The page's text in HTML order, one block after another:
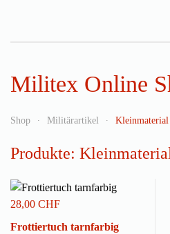
Militex Online
Shop Militärartikel Kleinmaterial
Produkte:
28,00 CHF
Frottiertuch tarnfarbig